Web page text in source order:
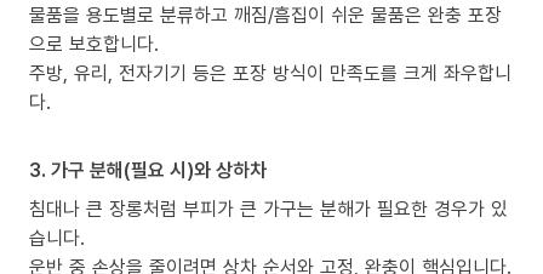
물품을 용도별로 분류하고 깨짐/흠집이 쉬운 물품은 완충 포장
으로 보호합니다.
주방, 유리, 전자기기 등은 포장 방식이 만족도를 크게 좌우합니
다.
3. 가구 분해(필요 시)와 상하차
침대나 큰 장롱처럼 부피가 큰 가구는 분해가 필요한 경우가 있
습니다.
운반 중 손상을 줄이려면 상차 순서와 고정, 완충이 핵심입니다.